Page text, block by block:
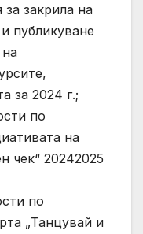
за закрила на
публикуване
за 2024 г.;
по
на
чек“ 20242025
по
„Танцувай и